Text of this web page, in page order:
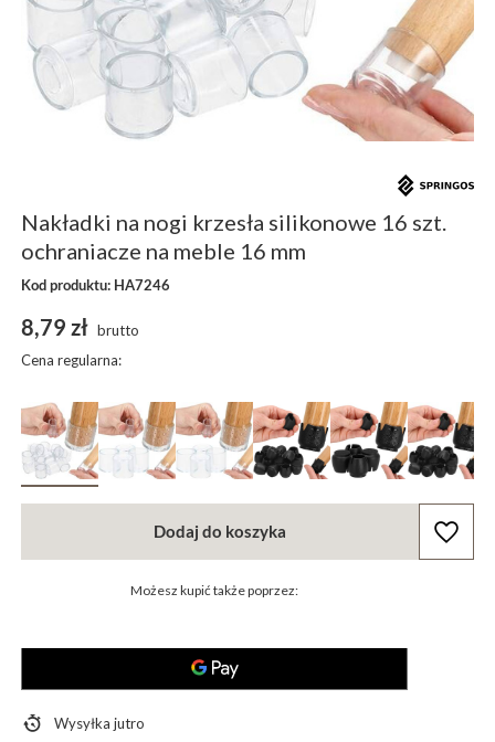
Nakładki na nogi krzesła silikonowe 16 szt.
ochraniacze na meble 16 mm
Kod produktu: HA7246
8,79 zł brutto
Cena regularna:
Dodaj do koszyka
Możesz kupić także poprzez:
Wysyłkajutro